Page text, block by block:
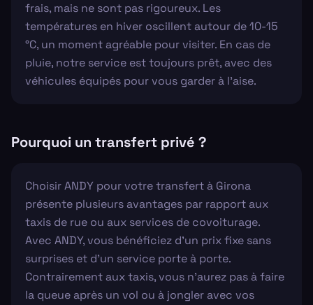
frais, mais ne sont pas rigoureux. Les
températures en hiver oscillent autour de 10-15
°C, un moment agréable pour visiter. En cas de
pluie, notre service est toujours prêt, avec des
véhicules équipés pour vous garder à l'aise.
Pourquoi un transfert privé ?
Choisir ANDY pour votre transfert à Girona
présente plusieurs avantages par rapport aux
taxis de rue ou aux services de covoiturage.
Avec ANDY, vous bénéficiez d'un prix fixe sans
surprises et d'un service porte à porte.
Contrairement aux taxis, vous n'aurez pas à faire
la queue après un vol ou à jongler avec vos